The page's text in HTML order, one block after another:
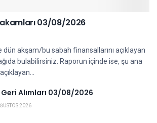
03/08/2026
dün akşam/bu sabah finansallarını açıklayan
bulabilirsiniz. Raporun içinde ise, şu ana
Geri Alımları 03/08/2026
2026